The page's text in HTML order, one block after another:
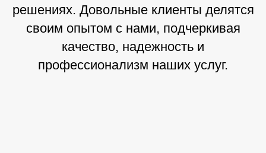
решениях. Довольные клиенты делятся
своим опытом с нами, подчеркивая
качество, надежность и
профессионализм наших услуг.